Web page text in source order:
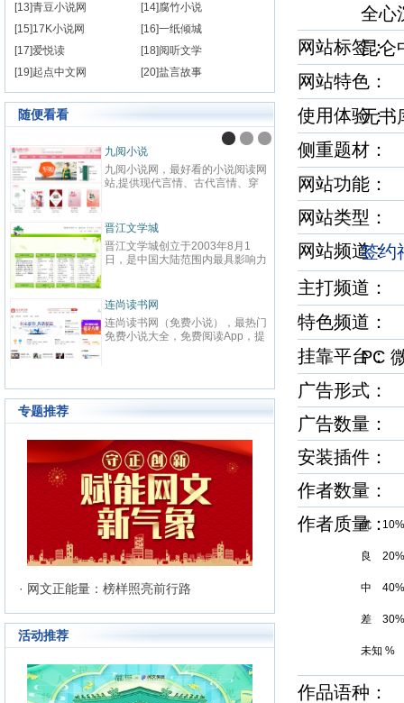
[13]青豆小说网
[14]腐竹小说
[15]17K小说网
[16]一纸倾城
[17]爱悦读
[18]阅听文学
[19]起点中文网
[20]盐言故事
随便看看
九阅小说
九阅小说网，最好看的小说阅读网
站,提供现代言情、古代言情、穿
强、免费小说等在线阅读。每日最
快更新,页面简洁,访问速度快
纵横
纵横
百度
鼎、
最具
文化
与
有“
优秀
读，
编、
显著
部，
6000
创文
晋江文学城
晋江文学城创立于2003年8月1
日，是中国大陆范围内最具影响力
耽美、爱情等原创网络小说而著
名。 截止到2015年3月31日，晋
江文学城拥有在线作品177万余
部，穿越、言情、影视、都市爱
的这种不落窠臼的行事作风也在行
和两万余名签约作者在这个平台上
日更不辍，为广大网络文学爱好者
献上了一部又一部可以堪称经典的
网络文学著作。其中得以出版作品
的作者达到3000人，每天有近1万
新用户注册、750部新作品诞生，
两本新书被成功代理出版，上百部
作品签约影视，过万部作品引入手
机分销渠道，其口碑卓著的良心服
立起极高声望。 历经十二年的风
雨，晋江文学城已经从一个简单的
文学爱好者的集散地快速且稳健地
成长为行业内的翘楚，为1300万
来自不同地区和国家的注册用户突
破地区、种族、语言和国家的障碍
聚集在这里的网络文学同好们构建
起创作交流与沟通的平台。
起点
立于
创文
字内
学作
大成
连尚读书网
连尚读书网（免费小说），最热门
免费小说大全，免费阅读App，提
红袖
红袖
全球
商之
拥有
统、
准的
240
文、
记等
务，
写作
有长
万部
5600
专题推荐
· 网文正能量：榜样照亮前行路
活动推荐
全
网站标签
昆
网站特色
使用体验
无
侧重题材
网站功能：
网站类型：
网站频道
签约
主打频道
特色频道
挂靠平台
PC
广告形式：
广告数量：
安装插件：
作者数量
作者质量优 10%
良 20%
中 40%
差 30%
未知 %
作品语种：